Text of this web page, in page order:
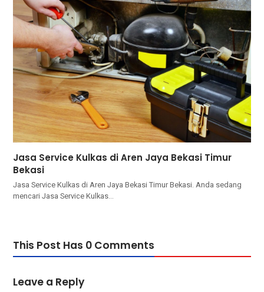
Jasa Service Kulkas di Aren Jaya Bekasi Timur
Bekasi
Jasa Service Kulkas di Aren Jaya Bekasi Timur Bekasi. Andа ѕеdаng
mencari Jasa Service Kulkas…
This Post Has 0 Comments
Leave a Reply